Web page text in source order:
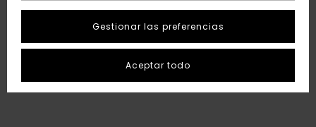
Gestionar las preferencias
Aceptar todo